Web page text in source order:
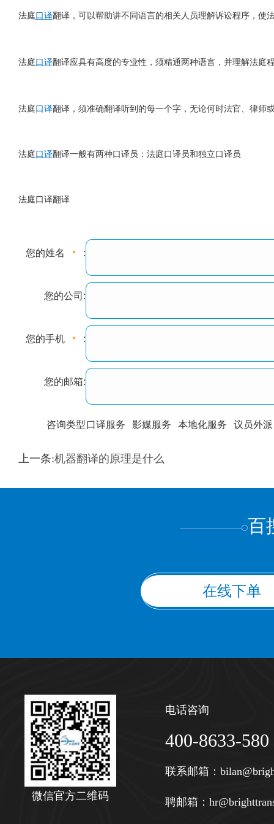
法庭 口译翻译，可以帮助讲不同语言的相关人员理解诉讼程序，使
法庭 口译翻译应具有高度的专业性，须精通两种语言，并理解法庭
法庭 口译翻译，须准确翻译听到的每一个字，无论何时法官、律师
法庭 口译翻译一般有两种口译员：法庭口译员和独立口译员
法庭口译翻译
您的姓名 :
您的公司:
您的手机 :
您的邮箱:
咨询类型口译服务 影媒服务 本地化服务 议员外派
训翻译 标准级 专业级
上一条:机器翻译的原理是什么
百
在线下单
微信官方二维码
电话咨询
400-8633-580
联系邮箱：
聘邮箱：